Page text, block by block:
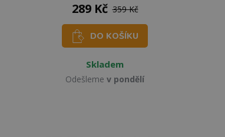
289 Kč 359 Kč
DO KOŠÍKU
Skladem
Odešleme v pondělí